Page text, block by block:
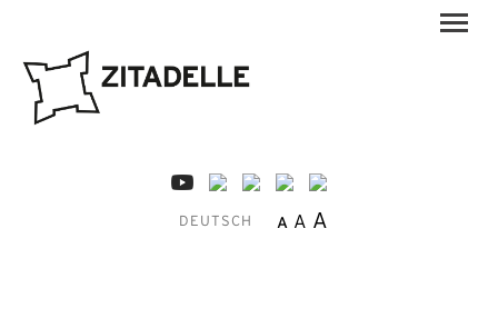
DEUTSCH A A A